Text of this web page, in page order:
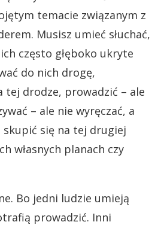
temacie związanym z
Musisz umieć słuchać,
często głęboko ukryte
do nich drogę,
tej drodze, prowadzić – ale
– ale nie wyręczać, a
się na tej drugiej
własnych planach czy
Bo jedni ludzie umieją
prowadzić. Inni